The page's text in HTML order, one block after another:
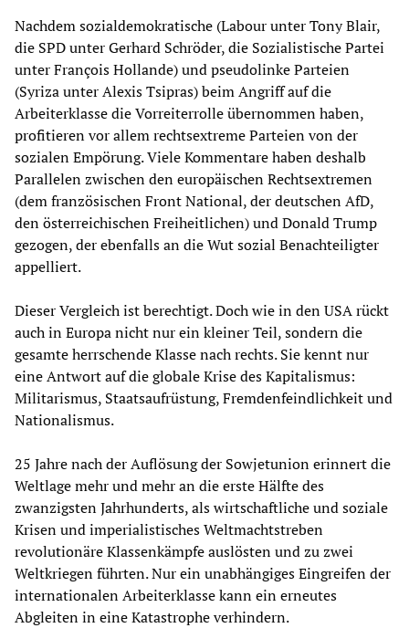
Nachdem sozialdemokratische (Labour unter Tony Blair,
die SPD unter Gerhard Schröder, die Sozialistische Partei
unter François Hollande) und pseudolinke Parteien
(Syriza unter Alexis Tsipras) beim Angriff auf die
Arbeiterklasse die Vorreiterrolle übernommen haben,
profitieren vor allem rechtsextreme Parteien von der
sozialen Empörung. Viele Kommentare haben deshalb
Parallelen zwischen den europäischen Rechtsextremen
(dem französischen Front National, der deutschen AfD,
den österreichischen Freiheitlichen) und Donald Trump
gezogen, der ebenfalls an die Wut sozial Benachteiligter
appelliert.
Dieser Vergleich ist berechtigt. Doch wie in den USA rückt
auch in Europa nicht nur ein kleiner Teil, sondern die
gesamte herrschende Klasse nach rechts. Sie kennt nur
eine Antwort auf die globale Krise des Kapitalismus:
Militarismus, Staatsaufrüstung, Fremdenfeindlichkeit und
Nationalismus.
25 Jahre nach der Auflösung der Sowjetunion erinnert die
Weltlage mehr und mehr an die erste Hälfte des
zwanzigsten Jahrhunderts, als wirtschaftliche und soziale
Krisen und imperialistisches Weltmachtstreben
revolutionäre Klassenkämpfe auslösten und zu zwei
Weltkriegen führten. Nur ein unabhängiges Eingreifen der
internationalen Arbeiterklasse kann ein erneutes
Abgleiten in eine Katastrophe verhindern.